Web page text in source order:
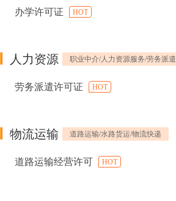
办学许可证 HOT
人力资源 职业中介/人力资源服务/劳务派遣
劳务派遣许可证 HOT
物流运输 道路运输/水路货运/物流快递
道路运输经营许可 HOT